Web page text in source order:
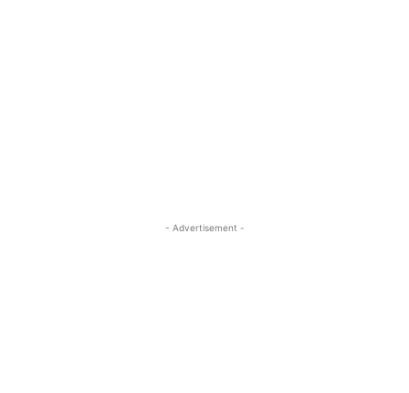
- Advertisement -